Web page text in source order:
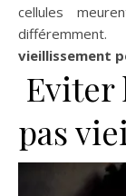
cellules
vieillissement
Eviter
pas